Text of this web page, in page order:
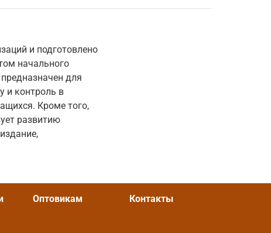
и подготовлено
начального
для
и контроль в
Кроме того,
развитию
Оптовикам Контакты